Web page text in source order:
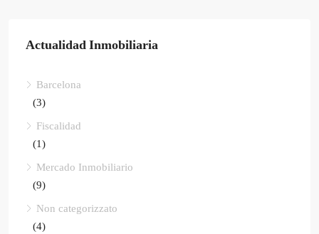
Actualidad Inmobiliaria
Barcelona
(3)
Fiscalidad
(1)
Mercado Inmobiliario
(9)
Non categorizzato
(4)